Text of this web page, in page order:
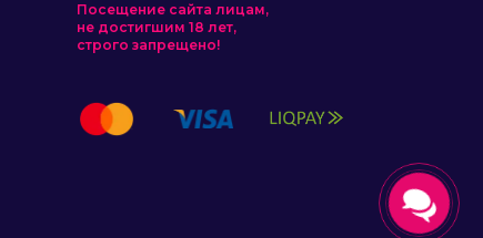
Посещение сайта лицам,
не достигшим 18 лет,
строго запрещено!